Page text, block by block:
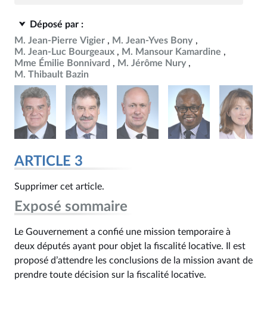
Déposé par :
M. Jean-Pierre Vigier
M. Jean-Yves Bony
M. Jean-Luc Bourgeaux
M. Mansour Kamardine
Mme Émilie Bonnivard
M. Jérôme Nury
M. Thibault Bazin
ARTICLE 3
Supprimer cet article.
Exposé sommaire
Le Gouvernement a confié une mission temporaire à
deux députés ayant pour objet la fiscalité locative. Il est
proposé d’attendre les conclusions de la mission avant de
prendre toute décision sur la fiscalité locative.